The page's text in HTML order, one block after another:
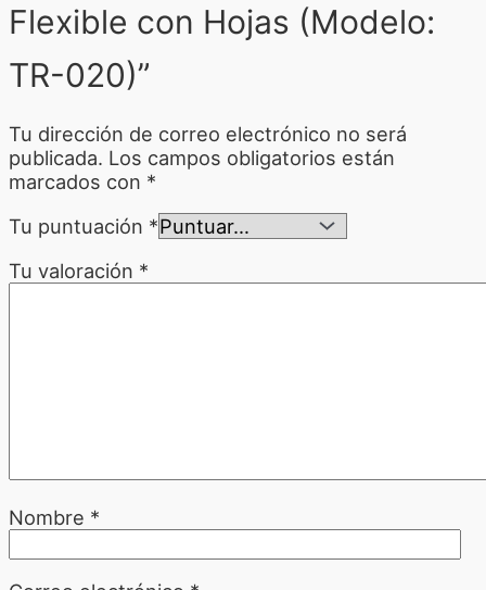
Flexible con Hojas (Modelo:
TR-020)”
Tu dirección de correo electrónico no será
publicada. Los campos obligatorios están
marcados con *
Tu puntuación *
Tu valoración *
Nombre *